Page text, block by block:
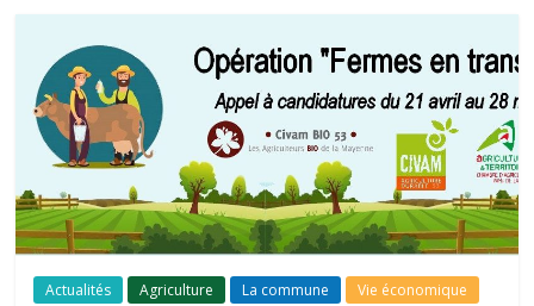
Actualités Agriculture La commune Vie économique